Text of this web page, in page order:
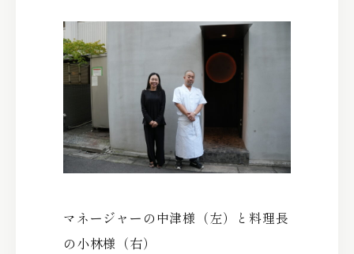
マネージャーの中津様（左）と料理長
の小林様（右）